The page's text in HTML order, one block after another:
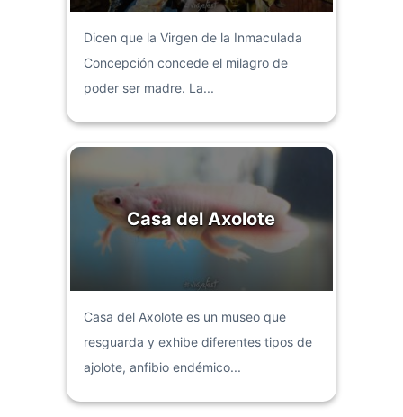
Dicen que la Virgen de la Inmaculada
Concepción concede el milagro de
poder ser madre. La...
Casa del Axolote
Casa del Axolote es un museo que
resguarda y exhibe diferentes tipos de
ajolote, anfibio endémico...